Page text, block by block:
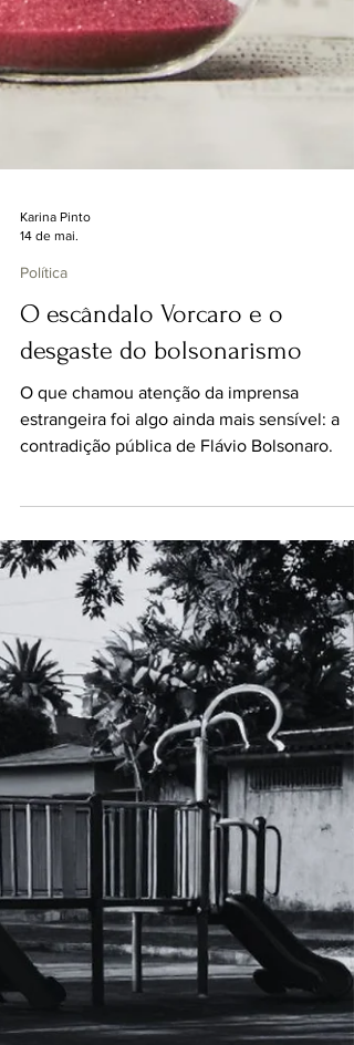
14 de mai.
Política
O escândalo Vorcaro e o
desgaste do bolsonarismo
O que chamou atenção da imprensa
estrangeira foi algo ainda mais sensível: a